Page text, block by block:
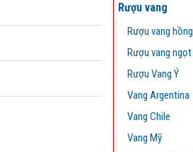
Rượu vang
Rượu vang hồng
Rượu vang ngọt
Rượu Vang Ý
Vang Argentina
Vang Chile
Vang Mỹ